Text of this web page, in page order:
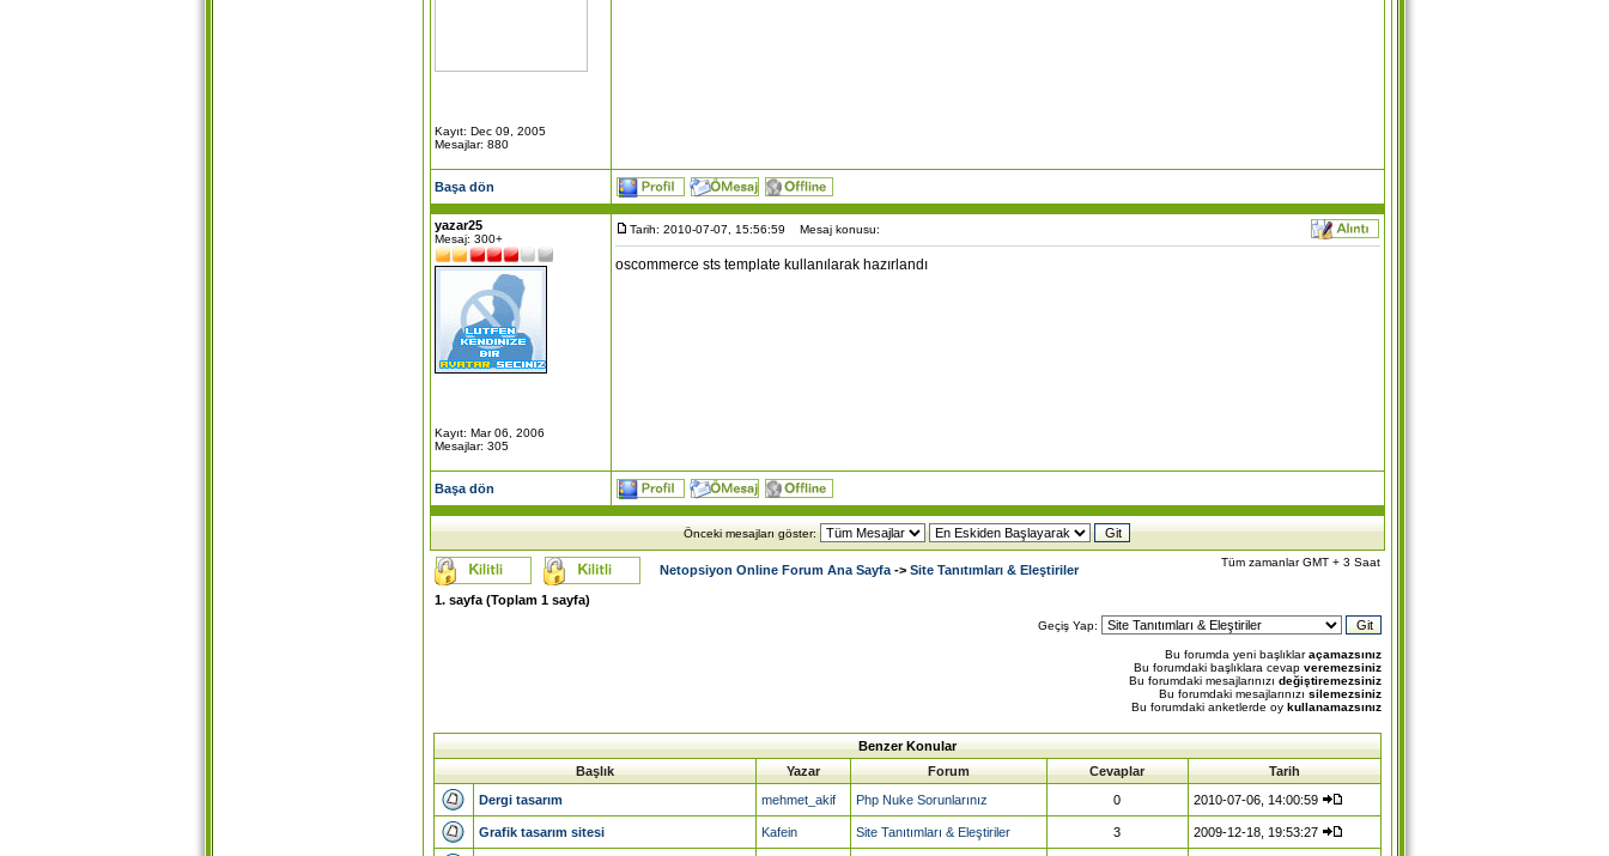
Kayıt: Dec 09, 2005
Mesajlar: 880
Başa dön
yazar25
Mesaj: 300+
Kayıt: Mar 06, 2006
Mesajlar: 305
Tarih: 2010-07-07, 15:56:59 Mesaj konusu:
oscommerce sts template kullanılarak hazırlandı
Başa dön
Önceki mesajları göster:
Netopsiyon Online Forum Ana Sayfa-> Site Tanıtımları & Eleştiriler
Tüm zamanlar GMT + 3 Saat
1. sayfa (Toplam 1sayfa)
Geçiş Yap:
Bu forumda yeni başlıklaraçamazsınız
Bu forumdaki başlıklara cevap veremezsiniz
Bu forumdaki mesajlarınızı değiştiremezsiniz
Bu forumdaki mesajlarınızı silemezsiniz
Bu forumdaki anketlerde oy kullanamazsınız
Benzer Konular
Başlık
Yazar Forum Cevaplar
Tarih
Dergi tasarım
mehmet_akif Php Nuke Sorunlarınız 0 2010-07-06, 14:00:59
Grafik tasarım sitesi Kafein Site Tanıtımları & Eleştiriler 3 2009-12-18, 19:53:27